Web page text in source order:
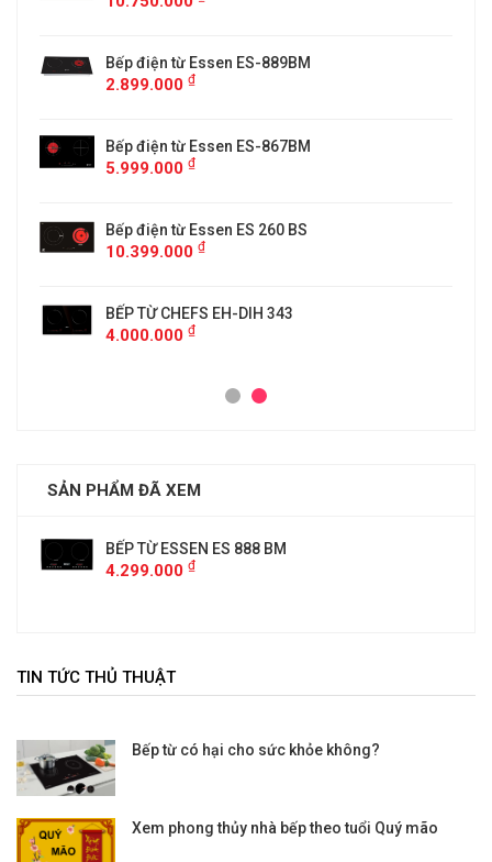
Bếp điện từ Essen ES-889BM
2.899.000 ₫
Bếp điện từ Essen ES-867BM
5.999.000 ₫
Bếp điện từ Essen ES 260 BS
10.399.000 ₫
BẾP TỪ CHEFS EH-DIH 343
4.000.000 ₫
SẢN PHẨM ĐÃ XEM
BẾP TỪ ESSEN ES 888 BM
4.299.000 ₫
TIN TỨC THỦ THUẬT
Bếp từ có hại cho sức khỏe không?
Xem phong thủy nhà bếp theo tuổi Quý mão